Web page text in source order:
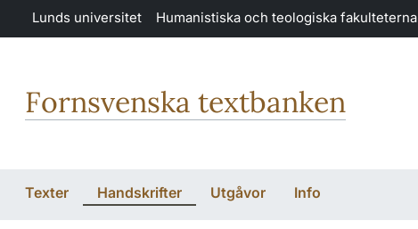
Hoppa till huvudinnehåll
Lunds universitet Humanistiska och teologiska fakulteterna
Fornsvenska textbanken
Texter Handskrifter Utgåvor Info